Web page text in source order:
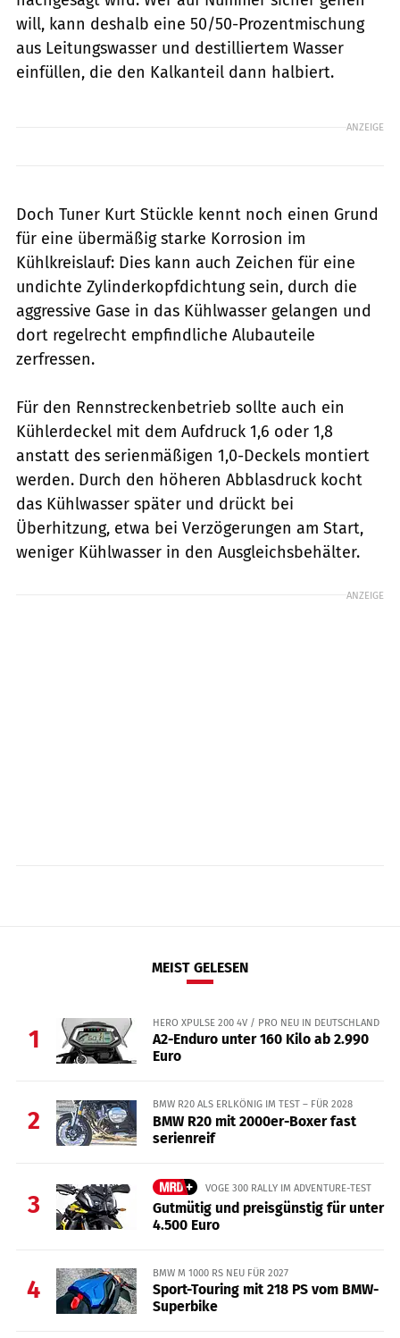
will, kann deshalb eine 50/50-Prozentmischung
aus Leitungswasser und destilliertem Wasser
einfüllen, die den Kalkanteil dann halbiert.
ANZEIGE
Doch Tuner Kurt Stückle kennt noch einen Grund
für eine übermäßig starke Korrosion im
Kühlkreislauf: Dies kann auch Zeichen für eine
undichte Zylinderkopfdichtung sein, durch die
aggressive Gase in das Kühlwasser gelangen und
dort regelrecht empfindliche Alubauteile
zerfressen.
Für den Rennstreckenbetrieb sollte auch ein
Kühlerdeckel mit dem Aufdruck 1,6 oder 1,8
anstatt des serienmäßigen 1,0-Deckels montiert
werden. Durch den höheren Abblasdruck kocht
das Kühlwasser später und drückt bei
Überhitzung, etwa bei Verzögerungen am Start,
weniger Kühlwasser in den Ausgleichsbehälter.
ANZEIGE
MEIST GELESEN
1
HERO XPULSE 200 4V / PRO NEU IN DEUTSCHLAND
A2-Enduro unter 160 Kilo ab 2.990
Euro
2
BMW R20 ALS ERLKÖNIG IM TEST – FÜR 2028
BMW R20 mit 2000er-Boxer fast
serienreif
3
VOGE 300 RALLY IM ADVENTURE-TEST
Gutmütig und preisgünstig für unter
4.500 Euro
4
BMW M 1000 RS NEU FÜR 2027
Sport-Touring mit 218 PS vom BMW-
Superbike